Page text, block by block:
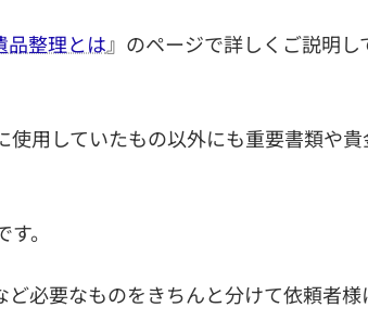
品整理とは』のページで詳しくご説明し
用していたもの以外にも重要書類や
。
必要なものをきちんと分けて依頼者様